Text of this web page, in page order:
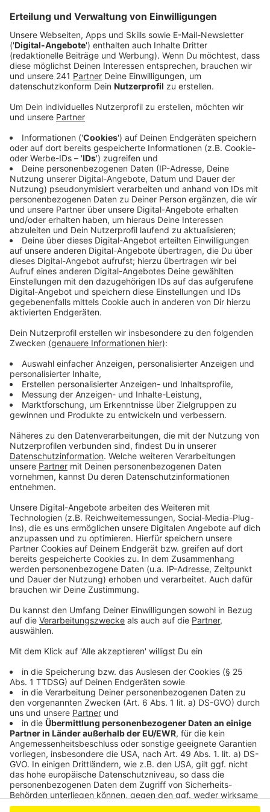
Anzeige
Anzeige
Ausbildung zu Brandmeister und
Rettungssanitäter
Die Feuerwehr bei uns in der Stadt sucht weiter neue
Unterstützung. Ab Mitte Februar können sich
Interessierte für eine Ausbildung bewerben. Innerhalb
von 18 Monaten durchläuft man dort die Ausbildung
zum Brandmeister und Rettungssanitäter.
Anzeige
Auch Quereinsteiger willkommen
Anzeige
Offen ist die Bewerbung für alle zwischen 18 und 40
Jahren, heißt es von der Feuerwehr. Voraussetzungen
Man habe unter den Auszubildenden auch immer
wieder Quereinsteiger dabei, die vorher in einem
anderen Beruf gearbeitet haben, heißt es von der
Feuerwehr. Aktuell arbeiten über 200 Menschen in der
Anzeige
Anzeige
Zustand der Sportstätten in Leverkusen
Auszeichnung für Leverkusens Sportler des Jahres
2024
Karneval in Leverkusen: "Nein heißt Nein!" gegen
Übergriffe
Anzeige